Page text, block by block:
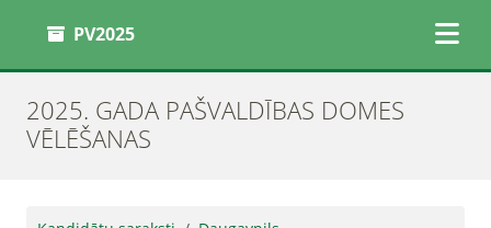
PV2025
2025. GADA PAŠVALDĪBAS DOMES
VĒLĒŠANAS